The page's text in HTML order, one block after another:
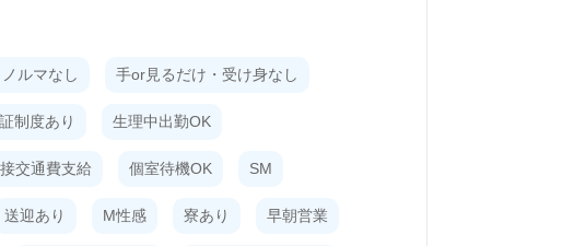
ルマなし 手or見るだけ・受け身なし
制度あり 生理中出勤OK
交通費支給 個室待機OK SM
送迎あり M性感 寮あり 早朝営業